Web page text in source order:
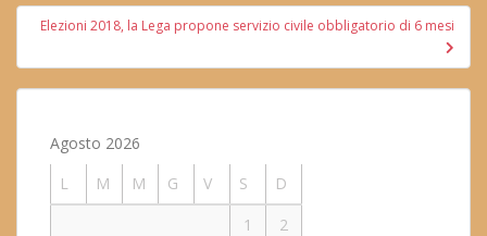
Elezioni 2018, la Lega propone servizio civile obbligatorio di 6 mesi
Agosto 2026
L
M M G V S
D
1
2